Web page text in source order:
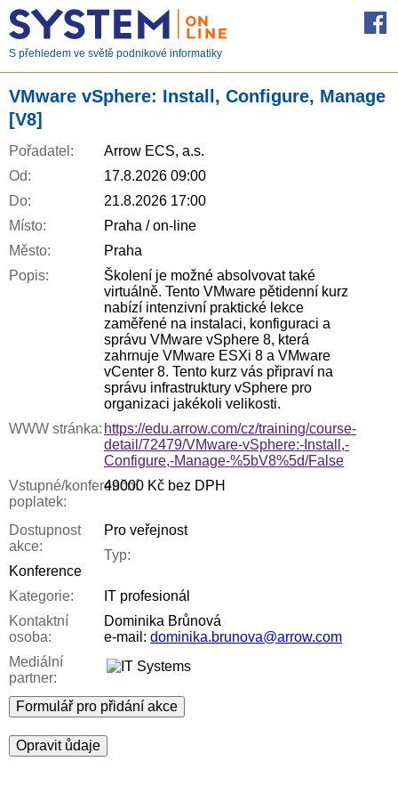
S přehledem ve světě podnikové informatiky
VMware vSphere: Install, Configure, Manage
[V8]
Pořadatel:
Arrow ECS, a.s.
Od:
17.8.2026 09:00
Do:
21.8.2026 17:00
Místo:
Praha / on-line
Město:
Praha
Popis:
Školení je možné absolvovat také
virtuálně. Tento VMware pětidenní kurz
nabízí intenzivní praktické lekce
zaměřené na instalaci, konfiguraci a
správu VMware vSphere 8, která
zahrnuje VMware ESXi 8 a VMware
vCenter 8. Tento kurz vás připraví na
správu infrastruktury vSphere pro
organizaci jakékoli velikosti.
WWW stránka: https://edu.arrow.com/cz/training/course-
detail/72479/VMware-vSphere:-Install,-
Configure,-Manage-%5bV8%5d/False
Vstupné/konferenční
poplatek:
49000 Kč bez DPH
Dostupnost
akce:
Pro veřejnost
Typ:
Konference
Kategorie:
IT profesionál
Kontaktní
osoba:
Dominika Brůnová
e-mail: dominika.brunova@arrow.com
Mediální
partner:
Formulář pro přidání akce
Opravit ůdaje